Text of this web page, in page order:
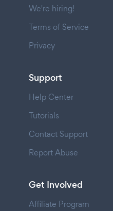
We're hiring!
Terms of Service
Privacy
Support
Help Center
Tutorials
Contact Support
Report Abuse
Get Involved
Affiliate Program